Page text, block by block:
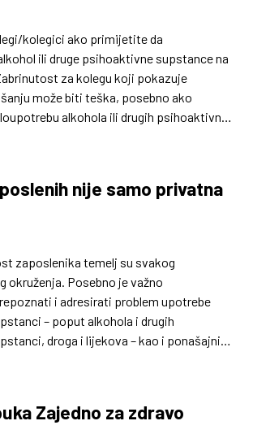
može dovesti do raznih negativnih
kolegici ako primijetite da
ili druge psihoaktivne supstance na
za kolegu koji pokazuje
može biti teška, posebno ako
alkohola ili drugih psihoaktivnih
odgovorni za rješavanje problema,
ponuditi podršku, preporučiti promjene,
granice. Dugotrajno tolerisanje
tuđe odgovornosti može
nije samo privatna
zaposlenika temelj su svakog
okruženja. Posebno je važno
i adresirati problem upotrebe
– poput alkohola i drugih
droga i lijekova – kao i ponašajnih
negativno utjecati na učinkovitost,
loših radnih uslova, visokog stresa te
koja toleriše konzumaciju. Stoga je
Zajedno za zdravo